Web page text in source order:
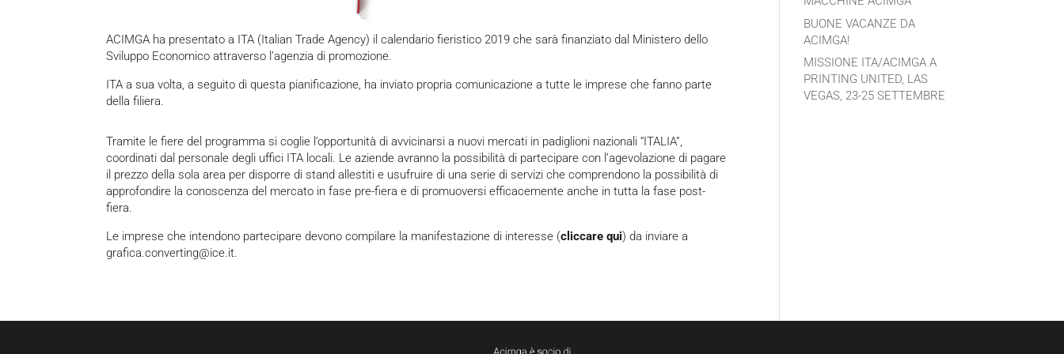
ACIMGA ha presentato a ITA (Italian Trade Agency) il calendario fieristico 2019 che sarà finanziato dal Ministero dello
Sviluppo Economico attraverso l’agenzia di promozione.
ITA a sua volta, a seguito di questa pianificazione, ha inviato propria comunicazione a tutte le imprese che fanno parte
della filiera.
Tramite le fiere del programma si coglie l’opportunità di avvicinarsi a nuovi mercati in padiglioni nazionali “ITALIA”,
coordinati dal personale degli uffici ITA locali. Le aziende avranno la possibilità di partecipare con l’agevolazione di pagare
il prezzo della sola area per disporre di stand allestiti e usufruire di una serie di servizi che comprendono la possibilità di
approfondire la conoscenza del mercato in fase pre-fiera e di promuoversi efficacemente anche in tutta la fase post-
fiera.
Le imprese che intendono partecipare devono compilare la manifestazione di interesse (cliccare qui) da inviare a
grafica.converting@ice.it.
BUONE VACANZE DA
ACIMGA!
MISSIONE ITA/ACIMGA A
PRINTING UNITED, LAS
VEGAS, 23-25 SETTEMBRE